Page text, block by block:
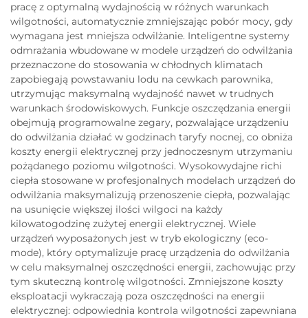
pracę z optymalną wydajnością w różnych warunkach
wilgotności, automatycznie zmniejszając pobór mocy, gdy
wymagana jest mniejsza odwilżanie. Inteligentne systemy
odmrażania wbudowane w modele urządzeń do odwilżania
przeznaczone do stosowania w chłodnych klimatach
zapobiegają powstawaniu lodu na cewkach parownika,
utrzymując maksymalną wydajność nawet w trudnych
warunkach środowiskowych. Funkcje oszczędzania energii
obejmują programowalne zegary, pozwalające urządzeniu
do odwilżania działać w godzinach taryfy nocnej, co obniża
koszty energii elektrycznej przy jednoczesnym utrzymaniu
pożądanego poziomu wilgotności. Wysokowydajne richi
ciepła stosowane w profesjonalnych modelach urządzeń do
odwilżania maksymalizują przenoszenie ciepła, pozwalając
na usunięcie większej ilości wilgoci na każdy
kilowatogodzinę zużytej energii elektrycznej. Wiele
urządzeń wyposażonych jest w tryb ekologiczny (eco-
mode), który optymalizuje pracę urządzenia do odwilżania
w celu maksymalnej oszczędności energii, zachowując przy
tym skuteczną kontrolę wilgotności. Zmniejszone koszty
eksploatacji wykraczają poza oszczędności na energii
elektrycznej: odpowiednia kontrola wilgotności zapewniana